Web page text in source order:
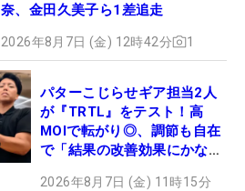
奈、金田久美子ら1差追走
2026年8月7日 (金) 12時42分 1
パターこじらせギア担当2人
が『TRTL』をテスト！高
MOIで転がり◎、調節も自在
で「結果の改善効果にかなり
2026年8月7日 (金) 11時15分